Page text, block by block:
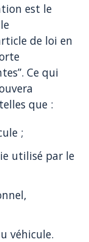
est le
de loi en
Ce qui
que :
;
utilisé par le
véhicule.